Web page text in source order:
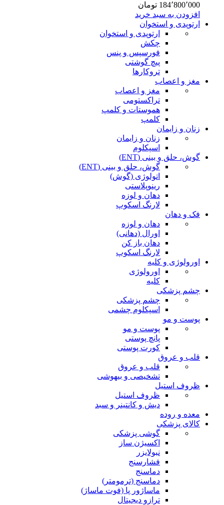
184٬800٬000 تومان
افزودن به سبد خرید
ارتوپدی و استخوان
ارتوپدی و استخوان
چکش
فورسپس و پنس
پیچ گوشتی
تروکارها
مغز و اعصاب
مغز و اعصاب
تراکستومی
هموستات و کلمپ
کلمپ
زنان و زایمان
زنان و زایمان
اسپکلوم
گوش، حلق و بینی (ENT)
گوش، حلق و بینی (ENT)
اتولوژی (گوش)
رینوپلاستی
دهان و لوزه
لارنگ اسکوپ
فک و دهان
دهان و لوزه
اورال (دهانی)
دهان باز کن
لارنگ اسکوپ
اورولوژی و کلیه
اورولوژی
کلیه
چشم پزشکی
چشم پزشکی
اسپکلوم چشمی
پوست و مو
پوست و مو
پانچ پوستی
کورت پوستی
قلب و عروق
قلب و عروق
تشخیصی و بیهوشی
ظروف استیل
ظروف استیل
دیش و کانتینر و سبد
معده و روده
کالای پزشکی
گوشی پزشکی
اکسیژن ساز
نبولایزر
فشارسنج
دماسنج
دماسنج (ترمومتر)
ماساژور پا (فوت ماساژ)
ترازو دیجیتال